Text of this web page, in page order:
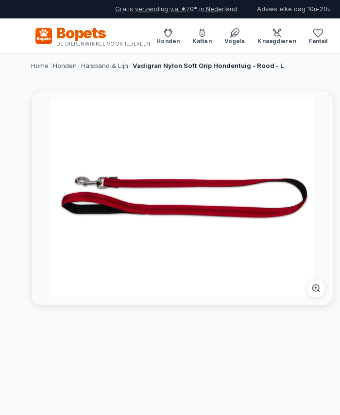
Gratis verzending v.a. €70* in Nederland Advies elke dag 10u-20u
Bopets
DE DIERENWINKEL VOOR IEDEREEN Honden Katten Vogels Knaagdieren Fantail
Home /Honden /Halsband & Lijn /Vadigran Nylon Soft Grip Hondentuig - Rood - L